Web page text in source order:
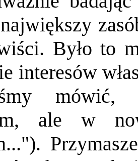
największy
Było to
interesów
ale w